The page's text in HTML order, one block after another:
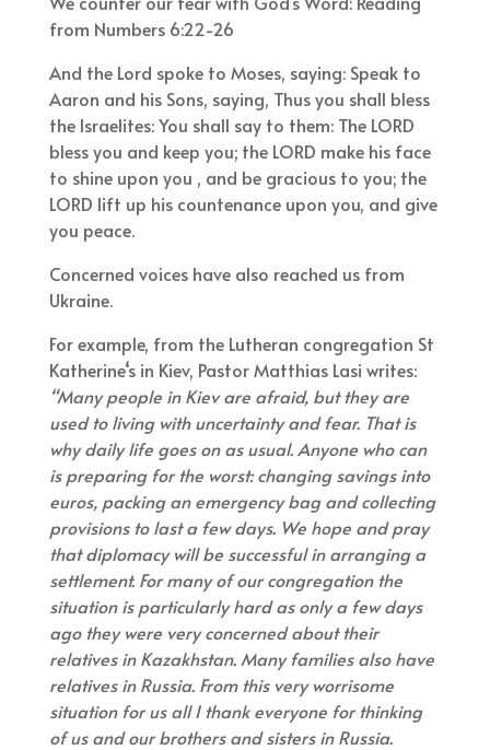
from Numbers 6:22-26
And the Lord spoke to Moses, saying: Speak to
Aaron and his Sons, saying, Thus you shall bless
the Israelites: You shall say to them: The LORD
bless you and keep you; the LORD make his face
to shine upon you , and be gracious to you; the
LORD lift up his countenance upon you, and give
you peace.
Concerned voices have also reached us from
Ukraine.
For example, from the Lutheran congregation St
Katherine‘s in Kiev, Pastor Matthias Lasi writes:
“Many people in Kiev are afraid, but they are
used to living with uncertainty and fear. That is
why daily life goes on as usual. Anyone who can
is preparing for the worst: changing savings into
euros, packing an emergency bag and collecting
provisions to last a few days. We hope and pray
that diplomacy will be successful in arranging a
settlement. For many of our congregation the
situation is particularly hard as only a few days
ago they were very concerned about their
relatives in Kazakhstan. Many families also have
relatives in Russia. From this very worrisome
situation for us all I thank everyone for thinking
of us and our brothers and sisters in Russia.